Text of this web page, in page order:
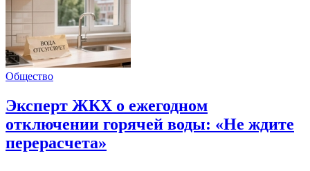
Общество
Эксперт ЖКХ о ежегодном
отключении горячей воды: «Не ждите
перерасчета»